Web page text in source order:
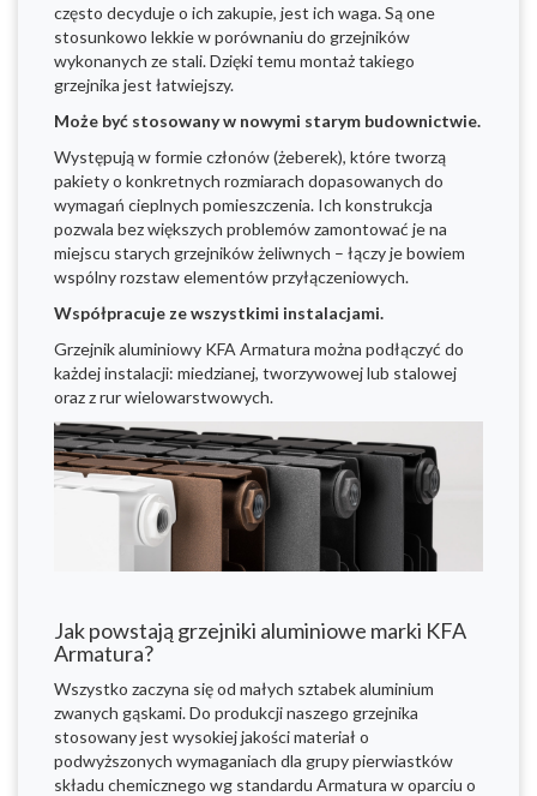
często decyduje o ich zakupie, jest ich waga. Są one
stosunkowo lekkie w porównaniu do grzejników
wykonanych ze stali. Dzięki temu montaż takiego
grzejnika jest łatwiejszy.
Może być stosowany w nowymi starym budownictwie.
Występują w formie członów (żeberek), które tworzą
pakiety o konkretnych rozmiarach dopasowanych do
wymagań cieplnych pomieszczenia. Ich konstrukcja
pozwala bez większych problemów zamontować je na
miejscu starych grzejników żeliwnych – łączy je bowiem
wspólny rozstaw elementów przyłączeniowych.
Współpracuje ze wszystkimi instalacjami.
Grzejnik aluminiowy KFA Armatura można podłączyć do
każdej instalacji: miedzianej, tworzywowej lub stalowej
oraz z rur wielowarstwowych.
Jak powstają grzejniki aluminiowe marki KFA
Armatura?
Wszystko zaczyna się od małych sztabek aluminium
zwanych gąskami. Do produkcji naszego grzejnika
stosowany jest wysokiej jakości materiał o
podwyższonych wymaganiach dla grupy pierwiastków
składu chemicznego wg standardu Armatura w oparciu o